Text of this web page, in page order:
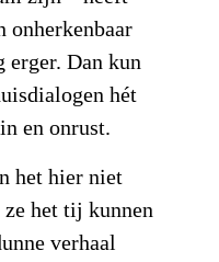
onherkenbaar
erger. Dan kun
hét
en onrust.
het hier niet
het tij kunnen
verhaal